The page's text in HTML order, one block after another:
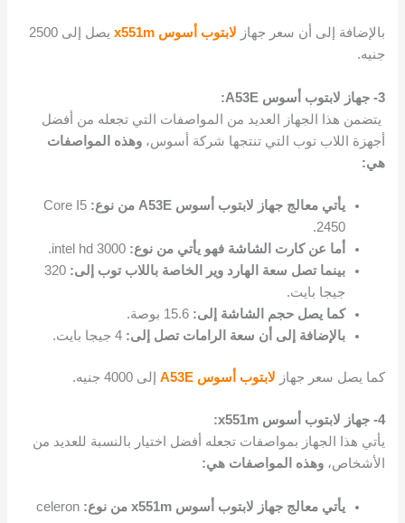
بالإضافة إلى أن سعر جهاز لابتوب أسوس x551m
يصل إلى 2500
جنيه.
3- جهاز لابتوب أسوس A53E:
يتضمن هذا الجهاز العديد من المواصفات التي تجعله من أفضل
أجهزة اللاب توب التي تنتجها شركة أسوس،وهذه المواصفات
هي:
يأتي معالج جهاز لابتوب أسوس A53E من نوع:
Core I5
2450.
أما عن كارت الشاشة فهو يأتي من نوع: intel hd 3000.
بينما تصل سعة الهارد وير الخاصة باللاب توب إلى: 320
جيجا بايت.
كما يصل حجم الشاشة إلى: 15.6 بوصة.
بالإضافة إلى أن سعة الرامات تصل إلى: 4 جيجا بايت.
كما يصل سعر جهاز لابتوب أسوس A53E إلى 4000 جنيه.
4- جهاز لابتوب أسوس x551m:
يأتي هذا الجهاز بمواصفات تجعله أفضل اختيار بالنسبة للعديد من
الأشخاص،وهذه المواصفات هي:
يأتي معالج جهاز لابتوب أسوس x551m من نوع:
celeron